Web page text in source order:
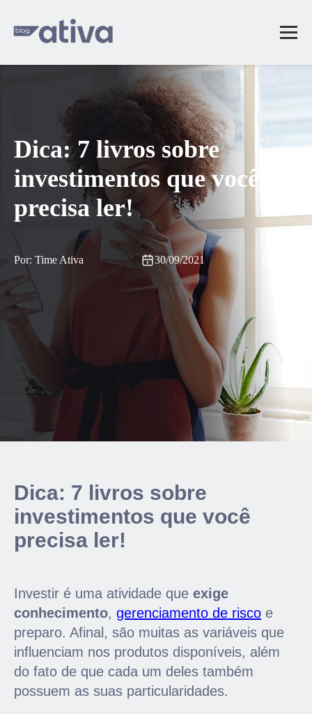
Dica: 7 livros sobre
investimentos que você
precisa ler!
Por: Time Ativa 30/09/2021
Dica: 7 livros sobre
investimentos que você
precisa ler!
Investir é uma atividade que exige
conhecimento, gerenciamento de risco e
preparo. Afinal, são muitas as variáveis que
influenciam nos produtos disponíveis, além
do fato de que cada um deles também
possuem as suas particularidades.